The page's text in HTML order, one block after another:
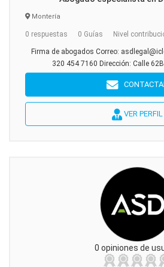
Montería
0 respuestas 0 Guías Nivel
Firma de abogados Correo:
320 454 7160 Dirección: Calle
VER PERFIL
0 opiniones de